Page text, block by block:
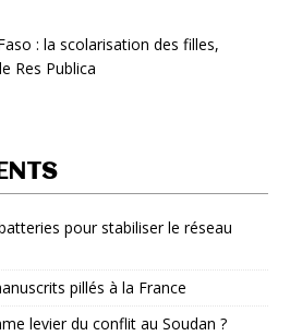
: la scolarisation des filles,
Res Publica
pour stabiliser le réseau
pillés à la France
levier du conflit au Soudan ?